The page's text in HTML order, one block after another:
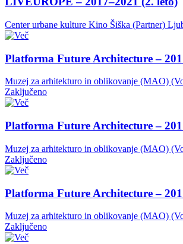
Center urbane kulture Kino Šiška (Partner)
Platforma Future Architecture –
Muzej za arhitekturo in oblikovanje (MAO)
Zaključeno
Platforma Future Architecture –
Muzej za arhitekturo in oblikovanje (MAO)
Zaključeno
Platforma Future Architecture –
Muzej za arhitekturo in oblikovanje (MAO)
Zaključeno